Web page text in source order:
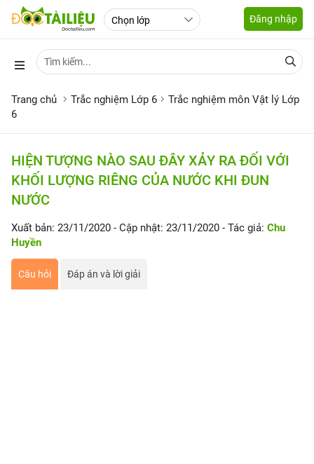
Đăng nhập
Trang chủ Trắc nghiệm Lớp 6
Trắc nghiệm môn Vật lý Lớp
6
HIỆN TƯỢNG NÀO SAU ĐÂY XẢY RA ĐỐI VỚI
KHỐI LƯỢNG RIÊNG CỦA NƯỚC KHI ĐUN
NƯỚC
Xuất bản: 23/11/2020 - Cập nhật: 23/11/2020 - Tác giả: Chu
Huyền
Câu hỏi Đáp án và lời giải